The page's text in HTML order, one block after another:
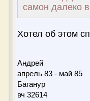
самон далеко
Хотел об этом
Андрей
апрель 83 - май 85
Баганур
вч 32614